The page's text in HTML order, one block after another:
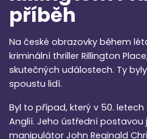
příběh
Na české obrazovky během
kriminální thriller Rillington
skutečných událostech. Ty
spoustu lidí.
Byl to případ, který v 50.
Anglií. Jeho ústřední postavou
manipulátor John Reginald